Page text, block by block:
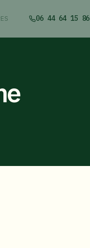
06 44 64 15 86